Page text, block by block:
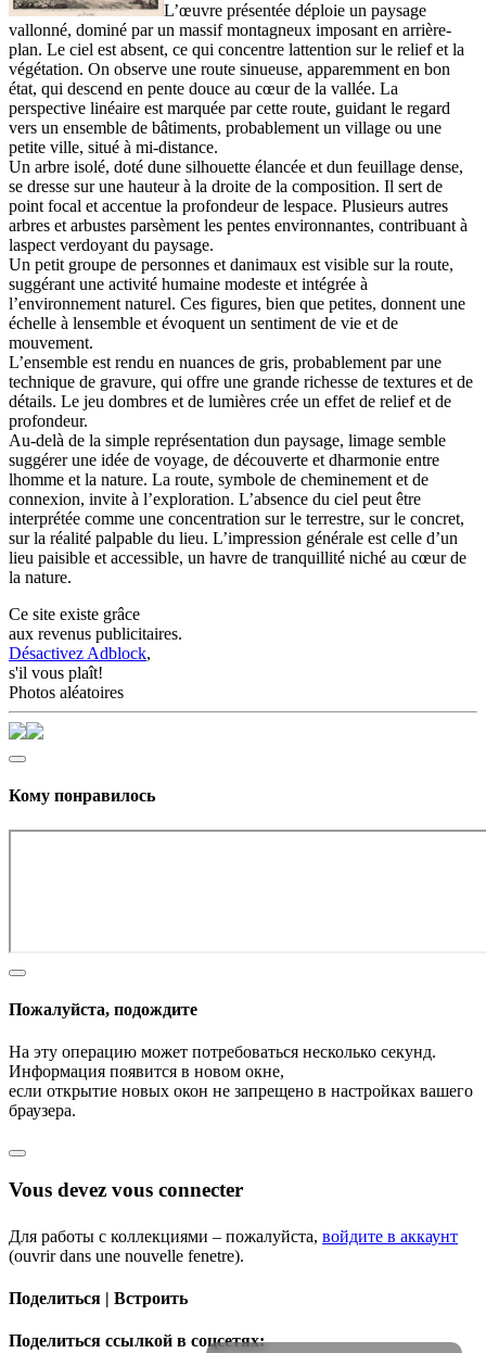
L’œuvre présentée déploie un paysage
vallonné, dominé par un massif montagneux imposant en arrière-
plan. Le ciel est absent, ce qui concentre lattention sur le relief et la
végétation. On observe une route sinueuse, apparemment en bon
état, qui descend en pente douce au cœur de la vallée. La
perspective linéaire est marquée par cette route, guidant le regard
vers un ensemble de bâtiments, probablement un village ou une
petite ville, situé à mi-distance.
Un arbre isolé, doté dune silhouette élancée et dun feuillage dense,
se dresse sur une hauteur à la droite de la composition. Il sert de
point focal et accentue la profondeur de lespace. Plusieurs autres
arbres et arbustes parsèment les pentes environnantes, contribuant à
laspect verdoyant du paysage.
Un petit groupe de personnes et danimaux est visible sur la route,
suggérant une activité humaine modeste et intégrée à
l’environnement naturel. Ces figures, bien que petites, donnent une
échelle à lensemble et évoquent un sentiment de vie et de
mouvement.
L’ensemble est rendu en nuances de gris, probablement par une
technique de gravure, qui offre une grande richesse de textures et de
détails. Le jeu dombres et de lumières crée un effet de relief et de
profondeur.
Au-delà de la simple représentation dun paysage, limage semble
suggérer une idée de voyage, de découverte et dharmonie entre
lhomme et la nature. La route, symbole de cheminement et de
connexion, invite à l’exploration. L’absence du ciel peut être
interprétée comme une concentration sur le terrestre, sur le concret,
sur la réalité palpable du lieu. L’impression générale est celle d’un
lieu paisible et accessible, un havre de tranquillité niché au cœur de
la nature.
Ce site existe grâce
aux revenus publicitaires.
Désactivez Adblock,
s'il vous plaît!
Photos aléatoires
Кому понравилось
Пожалуйста, подождите
На эту операцию может потребоваться несколько секунд.
Информация появится в новом окне,
если открытие новых окон не запрещено в настройках вашего
браузера.
Vous devez vous connecter
Для работы с коллекциями – пожалуйста, войдите в аккаунт
(ouvrir dans une nouvelle fenetre).
Поделиться | Встроить
Поделиться ссылкой в соцсетях: